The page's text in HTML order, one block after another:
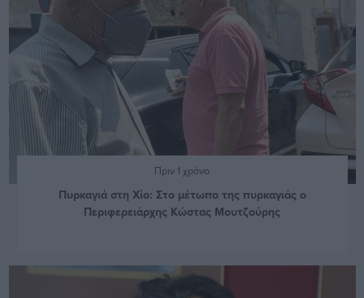
Πριν 1 χρόνο
Πυρκαγιά στη Χίο: Στο μέτωπο της πυρκαγιάς ο
Περιφερειάρχης Κώστας Μουτζούρης